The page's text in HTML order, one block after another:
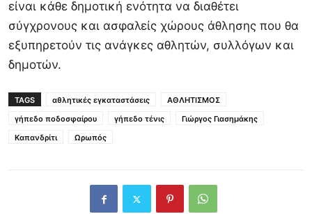
είναι κάθε δημοτική ενότητα να διαθέτει
σύγχρονους και ασφαλείς χώρους άθλησης που θα
εξυπηρετούν τις ανάγκες αθλητών, συλλόγων και
δημοτών.
TAGS αθλητικές εγκαταστάσεις
ΑΘΛΗΤΙΣΜΟΣ
γήπεδο ποδοσφαίρου
γήπεδο τένις
Γιώργος Γιασημάκης
Καπανδρίτι
Ωρωπός